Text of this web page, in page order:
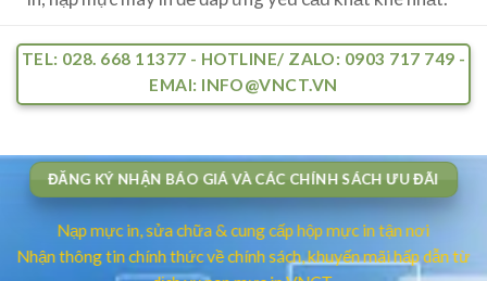
TEL: 028. 668 11377 - HOTLINE/ ZALO: 0903 717 749 -
EMAI: INFO@VNCT.VN
ĐĂNG KÝ NHẬN BÁO GIÁ VÀ CÁC CHÍNH SÁCH ƯU ĐÃI
Nạp mực in, sửa chữa & cung cấp hộp mực in tận nơi
Nhận thông tin chính thức về chính sách, khuyến mãi hấp dẫn từ